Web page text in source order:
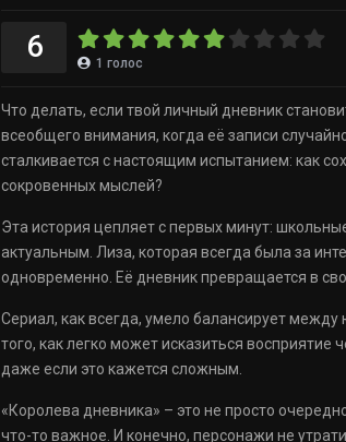
6 1 голос
Что делать, если твой личный дневник
всеобщего внимания, когда её записи
сталкивается с настоящим испытанием: как
сокровенных мыслей?
Эта история цепляет с первых минут:
актуальным. Лиза, которая всегда была за
одновременно. Её дневник превращается в
Сериал, как всегда, умело балансирует
того, как легко может исказиться
даже если это кажется сложным.
«Королева дневника» – это не просто
что-то важное. И конечно, персонажи не